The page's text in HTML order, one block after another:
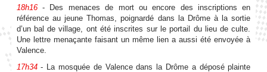
18h16- Des menaces de mort ou encore des inscriptions en
référence au jeune Thomas, poignardé dans la Drôme à la sortie
d’un bal de village, ont été inscrites sur le portail du lieu de culte.
Une lettre menaçante faisant un même lien a aussi été envoyée à
Valence.
17h34- La mosquée de Valence dans la Drôme a déposé plainte